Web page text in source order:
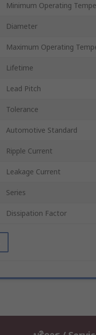
Minimum Operating
Diameter
Maximum Operating
Lifetime
Lead Pitch
Tolerance
Automotive Standard
Ripple Current
Leakage Current
Series
Dissipation Factor